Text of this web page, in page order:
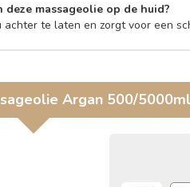
massageolie op de huid?
te laten en zorgt voor een
Argan 500/5000ml